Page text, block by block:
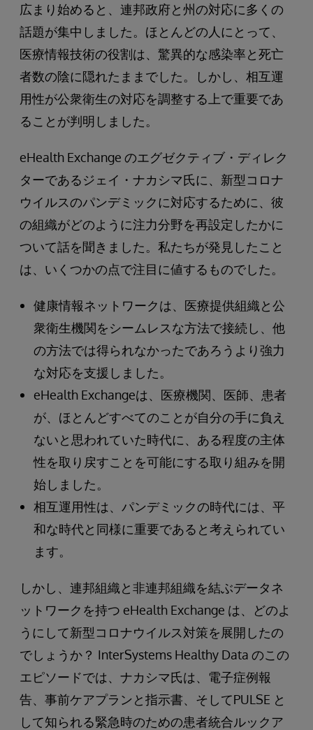
広まり始めると、連邦政府と州の対応に多くの
話題が集中しました。ほとんどの人にとって、
医療情報技術の役割は、驚異的な感染率と死亡
者数の陰に隠れたままでした。しかし、相互運
用性が公衆衛生の対応を調整する上で重要であ
ることが判明しました。
eHealth Exchange のエグゼクティブ・ディレク
ターであるジェイ・ナカシマ氏に、新型コロナ
ウイルスのパンデミックに対応するために、彼
の組織がどのように注力分野を再設定したかに
ついて話を聞きました。私たちが発見したこと
は、いくつかの点で注目に値するものでした。
健康情報ネットワークは、医療提供組織と公
衆衛生機関をシームレスな方法で接続し、他
の方法では得られなかったであろうより強力
な対応を支援しました。
eHealth Exchangeは、医療機関、医師、患者
が、ほとんどすべてのことが自分の手に負え
ないと思われていた時代に、ある程度の主体
性を取り戻すことを可能にする取り組みを開
始しました。
相互運用性は、パンデミックの時代には、平
和な時代と同様に重要であると考えられてい
ます。
しかし、連邦組織と非連邦組織を結ぶデータネ
ットワークを持つ eHealth Exchange は、どのよ
うにして新型コロナウイルス対策を展開したの
でしょうか？ InterSystems Healthy Data のこの
エピソードでは、ナカシマ氏は、電子症例報
告、事前ケアプランと指示書、そしてPULSE と
して知られる緊急時のための患者統合ルックア